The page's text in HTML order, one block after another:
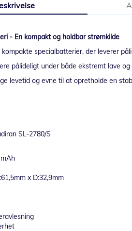
- En kompakt og holdbar strømkilde
specialbatterier, der leverer
pålideligt under både ekstremt lave
levetid og evne til at opretholde en
SL-2780/S
x D:32,9mm